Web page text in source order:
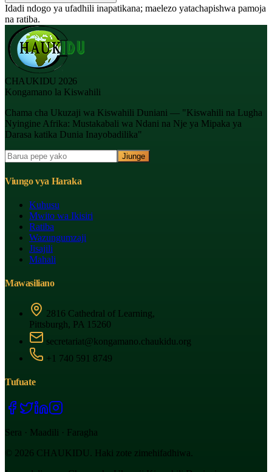
Idadi ndogo ya ufadhili inapatikana; maelezo yatachapishwa pamoja
na ratiba.
CHAUKIDU 2026
Kongamano la Kiswahili
Chama cha Ukuzaji wa Kiswahili Duniani — "Kiswahili na Lugha
Nyingine Afrika: Mustakabali wa Ndani na Nje ya Mipaka ya
Darasa katika Dunia Inayobadilika"
Jiunge
Viungo vya Haraka
Kuhusu
Mwito wa Ikisiri
Ratiba
Wazungumzaji
Jisajili
Mahali
Mawasiliano
2816 Cathedral of Learning,
Pittsburgh, PA 15260
secretariat@kongamano.chaukidu.org
+1 740 591 8749
Tufuate
Sera · Maadili · Faragha
© 2026 CHAUKIDU. Haki zote zimehifadhiwa.